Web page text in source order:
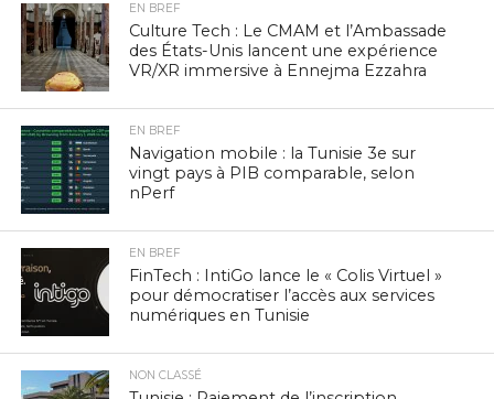
EN BREF
Culture Tech : Le CMAM et l’Ambassade
des États-Unis lancent une expérience
VR/XR immersive à Ennejma Ezzahra
EN BREF
Navigation mobile : la Tunisie 3e sur
vingt pays à PIB comparable, selon
nPerf
EN BREF
FinTech : IntiGo lance le « Colis Virtuel »
pour démocratiser l’accès aux services
numériques en Tunisie
NON CLASSÉ